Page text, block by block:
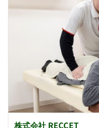
株式会社 RECCET